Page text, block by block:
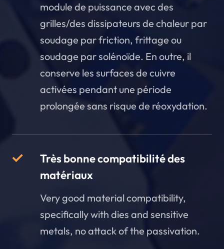
module de puissance avec des
grilles/des dissipateurs de chaleur par
soudage par friction, frittage ou
soudage par solénoïde. En outre, il
conserve les surfaces de cuivre
activées pendant une période
prolongée sans risque de réoxydation.
Très bonne compatibilité des
matériaux
Very good material compatibility,
specifically with dies and sensitive
metals, no attack of the passivation.